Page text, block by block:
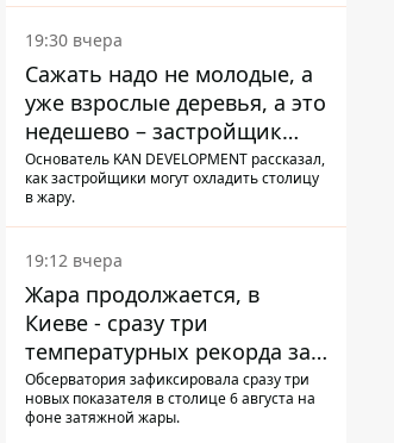
19:30 вчера
Сажать надо не молодые, а
уже взрослые деревья, а это
недешево – застройщик
Никонов
Основатель KAN DEVELOPMENT рассказал,
как застройщики могут охладить столицу
в жару.
19:12 вчера
Жара продолжается, в
Киеве - сразу три
температурных рекорда за
день
Обсерватория зафиксировала сразу три
новых показателя в столице 6 августа на
фоне затяжной жары.